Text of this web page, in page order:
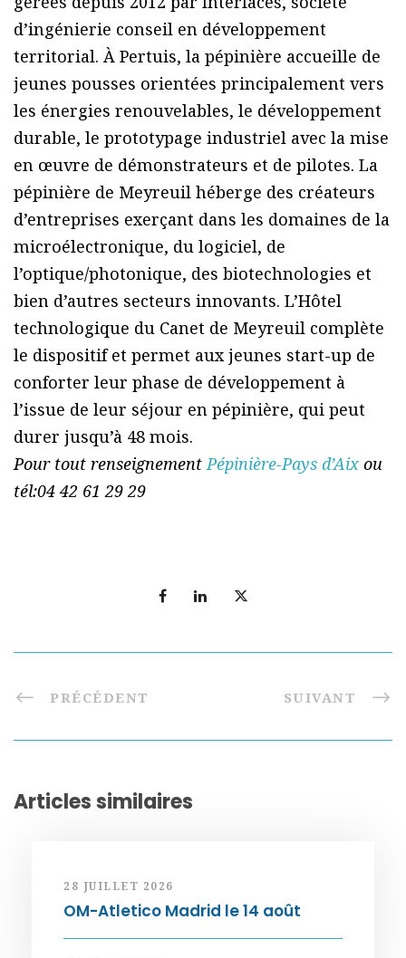
d’ingénierie conseil en développement
territorial. À Pertuis, la pépinière accueille de
jeunes pousses orientées principalement vers
les énergies renouvelables, le développement
durable, le prototypage industriel avec la mise
en œuvre de démonstrateurs et de pilotes. La
pépinière de Meyreuil héberge des créateurs
d’entreprises exerçant dans les domaines de la
microélectronique, du logiciel, de
l’optique/photonique, des biotechnologies et
bien d’autres secteurs innovants. L’Hôtel
technologique du Canet de Meyreuil complète
le dispositif et permet aux jeunes start-up de
conforter leur phase de développement à
l’issue de leur séjour en pépinière, qui peut
durer jusqu’à 48 mois.
Pour tout renseignementPépinière-Pays d’Aix ou
tél:04 42 61 29 29
PRÉCÉDENT SUIVANT
Articles similaires
28 JUILLET 2026
OM-Atletico Madrid le 14 août